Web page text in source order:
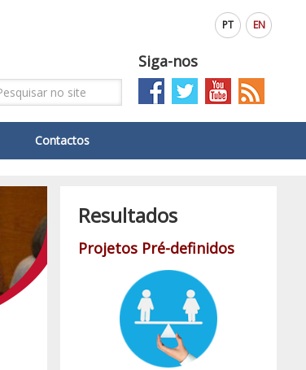
PT EN
Siga-nos
Contactos
Resultados
Projetos Pré-definidos